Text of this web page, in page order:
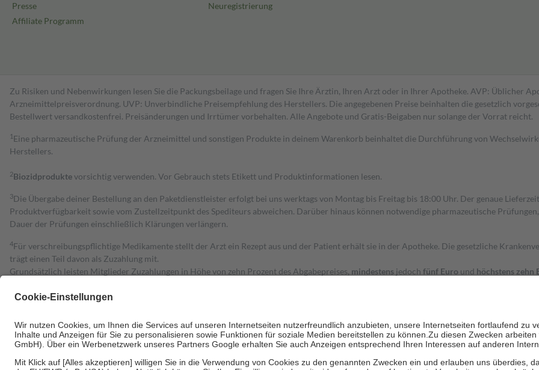
Presse
Affiliate Programm
Neuregistrierung
Zu Risiken und Nebenwirkungen lesen Sie die Packungsbeilage und fragen Sie Ihre Ärztin, Ihren Arzt oder in Ihrer Apotheke. AVP: Üblicher
Arzneimittelpreisverordnung. UVP: Unverbindliche Preisempfehlung des Herstellers. Die angegebenen Preise beinhalten die gesetzlich
Bestell­wert versand­kosten­frei. Preisänderungen und Irrtümer vorbehalten. Alle Angebote und Gratis-Beigaben nur solange der Vorrat reicht.
1 Eine pharmazeutische Prüfung der Arzneimittel und sonstigen Produkte in deinem Warenkorb beinhaltet die Durchführung von
Herstellers.
2Biozidproduktevorsichtig verwenden. Vor Gebrauch stets Etikett und Produktinformationen lesen.
3Die Übergabe deiner Bestellung an den Paketdienstleister erfolgt bei uns werktags von Montag bis Freitag bis 18:00 Uhr. Der genaue
Produktverfügbarkeit sowie vom Zustellzeitpunkt des Spediteurs abweichen. Darüber hinaus können notwendige pharmazeutische
Dauer der Prüfungen einschließlich Klärungen verlängern.
4Für verschreibungspflichtige Medikamente stellt der Arzt ein Rezept aus und der Patient erhält sie in der Apotheke. Die gesetzliche
trägt einen Teil davon als Zuzahlung mit.
Grundsätzlich leisten Mitglieder Zuzahlungen in Höhe von zehn Prozent des Abgabepreises, mindestens jedoch fünf Euro und höchstens zehn
Diese Regeln gelten grundsätzlich auch für Online-Apotheken.
Um das Engagement der Versicherten für ihre eigene Gesundheit zu stärken und die besondere Stellung der Familie zu unterstützen, fallen
• Kindern und Jugendlichen bis zum vollendeten 18. Lebensjahr mit Ausnahme der Fahrkosten
• Untersuchungen zur Vorsorge und Früherkennung, die von der GKV getragen werden
• empfohlenen Schutzimpfungen